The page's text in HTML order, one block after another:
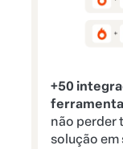
+50
não perder
solução em